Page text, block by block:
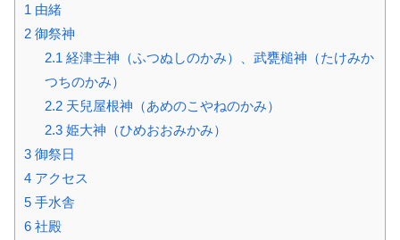
1 由緒
2 御祭神
2.1 経津主神（ふつぬしのかみ）、武甕槌神（たけみか
つちのかみ）
2.2天兒屋根神（あめのこやねのかみ）
2.3姫大神（ひめおおみかみ）
3 御祭日
4 アクセス
5 手水舎
6 社殿